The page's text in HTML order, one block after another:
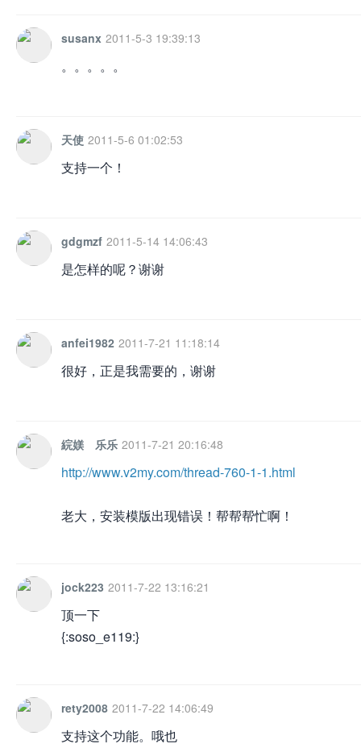
susanx 2011-5-3 19:39:13
。。。。。
天使 2011-5-6 01:02:53
支持一个！
gdgmzf 2011-5-14 14:06:43
是怎样的呢？谢谢
anfei1982 2011-7-21 11:18:14
很好，正是我需要的，谢谢
綄媄ゞ乐乐 2011-7-21 20:16:48
http://www.v2my.com/thread-760-1-1.html
老大，安装模版出现错误！帮帮帮忙啊！
jock223 2011-7-22 13:16:21
顶一下
{:soso_e119:}
rety2008 2011-7-22 14:06:49
支持这个功能。哦也